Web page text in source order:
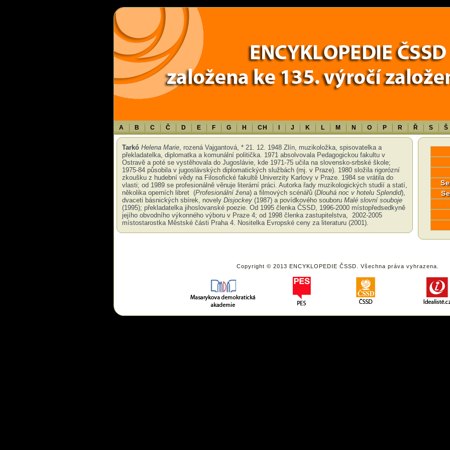
: Use of undefined constant TXT - assumed 'TXT' (this will throw an Error in a future version of PHP) in /data/www/17010/historiecssd_cz/
A B C Č D E F G H CH J K L M N O P R Ř S Š
Tarkó Helena Marie, rozená Vajgantová, * 21. 12. 1948 Zlín, muzikoložka, spisovatelka a
překladatelka, diplomatka a komunální politička. 1971 absolvovala Pedagogickou fakultu v
Ostravě a poté se vystěhovala do Jugoslávie, kde 1971-75 učila na slovensko-srbské škole;
1975-84 působila v jugoslávských diplomatických službách (mj. v Praze). 1980 složila rigorózní
zkoušku z hudební vědy na Filosofické fakultě Univerzity Karlovy v Praze. 1984 se vrátila do
vlasti; od 1989 se profesionálně věnuje literární práci. Autorka řady muzikologických studií a statí,
několika operních libret (Profesionální žena) a filmových scénářů (Dlouhá noc v hotelu Splendid),
dvaceti básnických sbírek, novely Disjockey (1987) a povídkového souboru Malé slovní souboje
(1995); překladatelka jihoslovanské poezie. Od 1995 členka ČSSD, 1996-2000 místopředsedkyně
jejího obvodního výkonného výboru v Praze 4; od 1998 členka zastupitelstva, 2002-2005
místostarostka Městské části Praha 4. Nositelka Evropské ceny za literaturu (2001).
Copyright © 2013 ENCYKLOPEDIE ČSSD. Všechna práva vyhrazena.